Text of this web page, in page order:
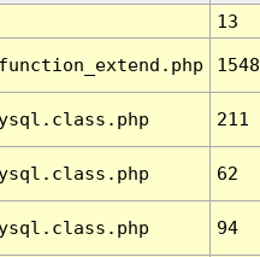
13
1548
211
62
94